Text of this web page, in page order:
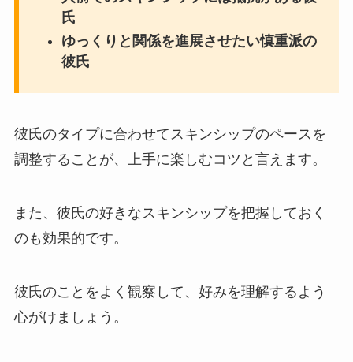
氏
ゆっくりと関係を進展させたい慎重派の
彼氏
彼氏のタイプに合わせてスキンシップのペースを
調整することが、上手に楽しむコツと言えます。
また、彼氏の好きなスキンシップを把握しておく
のも効果的です。
彼氏のことをよく観察して、好みを理解するよう
心がけましょう。